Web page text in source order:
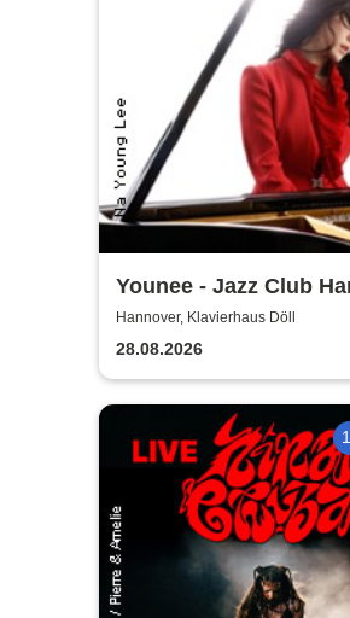
Younee - Jazz Club
Steinway-Artist
Hannover, Klavierhaus Döll
28.08.2026